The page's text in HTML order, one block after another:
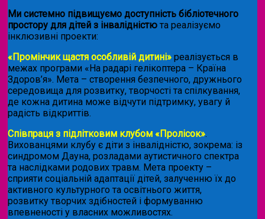
Ми системно підвищуємо доступність бібліотечного
простору для дітей з інвалідністю та реалізуємо
інклюзивні проекти:
«Промінчик щастя особливій дитині» реалізується в
межах програми «На радарі гелікоптера – Країна
Здоров’я». Мета – створення безпечного, дружнього
середовища для розвитку, творчості та спілкування,
де кожна дитина може відчути підтримку, увагу й
радість відкриттів.
Співпраця з підлітковим клубом «Пролісок».
Вихованцями клубу є діти з інвалідністю, зокрема: із
синдромом Дауна, розладами аутистичного спектра
та наслідками родових травм. Мета проекту –
сприяти соціальній адаптації дітей, залученню їх до
активного культурного та освітнього життя,
розвитку творчих здібностей і формуванню
впевненості у власних можливостях.